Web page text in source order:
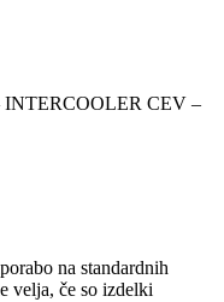
INTERCOOLER CEV –
na standardnih
velja, če so izdelki